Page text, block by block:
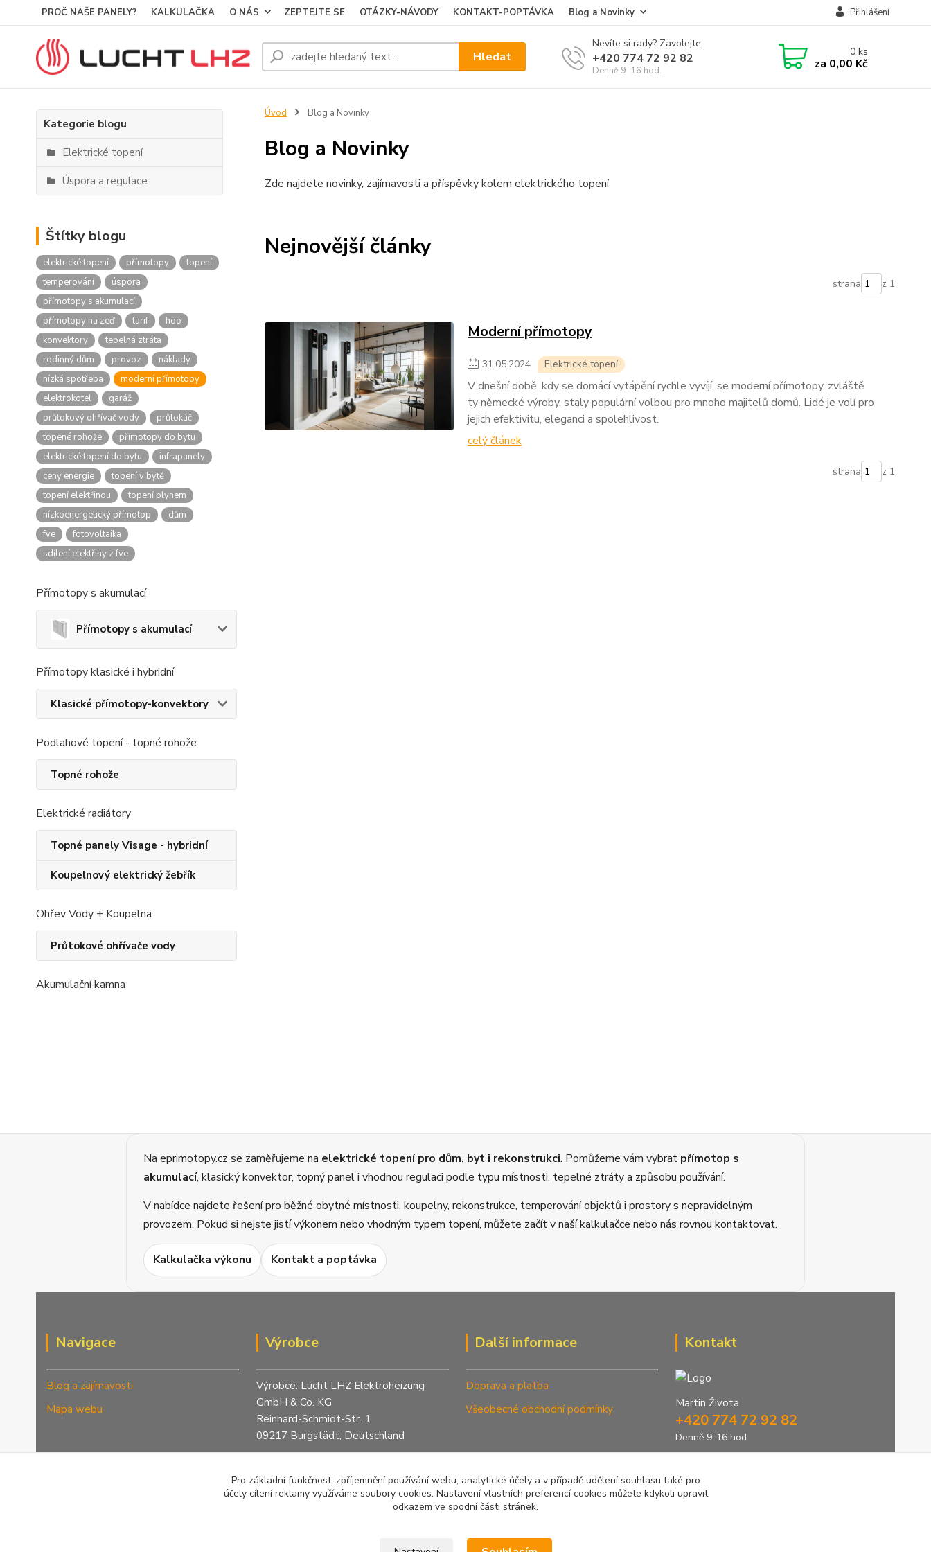
PROČ NAŠE PANELY? KALKULAČKA O NÁS ZEPTEJTE SE OTÁZKY-NÁVODY KONTAKT-POPTÁVKA Blog a Novinky Přihlášení
Hledat
Nevíte si rady? Zavolejte.
+420 774 72 92 82
Denně 9-16 hod.
0ks
za 0,00 Kč
Kategorie blogu
Elektrické topení
Úspora a regulace
Štítky blogu
elektrické topení přímotopy
topení
temperování
úspora
přímotopy s akumulací
přímotopy na zeď
tarif
hdo
konvektory
tepelná ztráta
rodinný dům
provoz
náklady
nízká spotřeba
moderní přímotopy
elektrokotel
garáž
průtokový ohřívač vody
průtokáč
topené rohože
přímotopy do bytu
elektrické topení do bytu
infrapanely
ceny energie
topení v bytě
topení elektřinou
topení plynem
nízkoenergetický přímotop
dům
fve
fotovoltaika
sdílení elektřiny z fve
Přímotopy s akumulací
Přímotopy s akumulací
Přímotopy klasické i hybridní
Klasické přímotopy-konvektory
Podlahové topení - topné rohože
Topné rohože
Elektrické radiátory
Topné panely Visage - hybridní
Koupelnový elektrický žebřík
Ohřev Vody + Koupelna
Průtokové ohřívače vody
Akumulační kamna
Úvod Blog a Novinky
Blog a Novinky
Zde najdete novinky, zajímavosti a příspěvky kolem elektrického topení
Nejnovější články
strana z 1
Moderní přímotopy
31.05.2024 Elektrické topení
V dnešní době, kdy se domácí vytápění rychle vyvíjí, se moderní přímotopy, zvláště
ty německé výroby, staly populární volbou pro mnoho majitelů domů. Lidé je volí pro
jejich efektivitu, eleganci a spolehlivost.
celý článek
strana z 1
Na eprimotopy.cz se zaměřujeme na elektrické topení pro dům, byt i rekonstrukci. Pomůžeme vám vybrat přímotop s
akumulací, klasický konvektor, topný panel i vhodnou regulaci podle typu místnosti, tepelné ztráty a způsobu používání.
V nabídce najdete řešení pro běžné obytné místnosti, koupelny, rekonstrukce, temperování objektů i prostory s nepravidelným
provozem. Pokud si nejste jistí výkonem nebo vhodným typem topení, můžete začít v naší kalkulačce nebo nás rovnou kontaktovat.
Kalkulačka výkonu Kontakt a poptávka
Navigace
Blog a zajímavosti
Mapa webu
Výrobce
Výrobce: Lucht LHZ Elektroheizung
GmbH & Co. KG
Reinhard-Schmidt-Str. 1
09217 Burgstädt, Deutschland
info@greenstep.cz
www.eprimotopy.cz
Další informace
Doprava a platba
Všeobecné obchodní podmínky
Kontakt
Martin Života
+420 774 72 92 82
Denně 9-16 hod.
Pro základní funkčnost, zpříjemnění používání webu, analytické účely a v případě udělení souhlasu také pro
účely cílení reklamy využíváme soubory cookies. Nastavení vlastních preferencí cookies můžete kdykoli upravit
odkazem ve spodní části stránek.